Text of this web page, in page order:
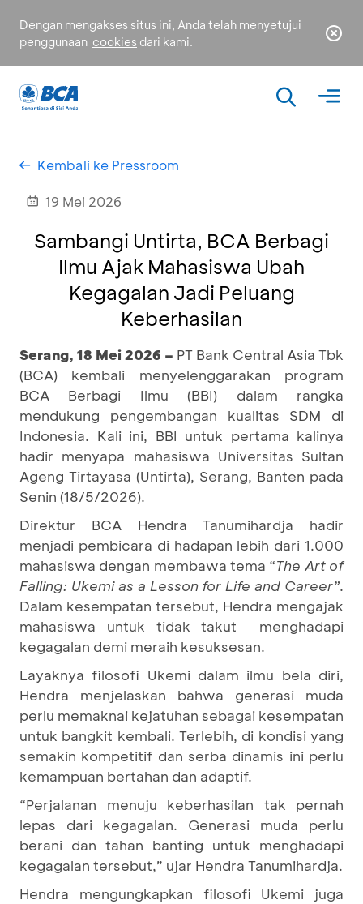
Dengan mengakses situs ini, Anda telah menyetujui
penggunaan cookies dari kami.
Kembali ke Pressroom
19 Mei 2026
Sambangi Untirta, BCA Berbagi
Ilmu Ajak Mahasiswa Ubah
Kegagalan Jadi Peluang
Keberhasilan
Serang, 18 Mei 2026 – PT Bank Central Asia Tbk
(BCA) kembali menyelenggarakan program
BCA Berbagi Ilmu (BBI) dalam rangka
mendukung pengembangan kualitas SDM di
Indonesia. Kali ini, BBI untuk pertama kalinya
hadir menyapa mahasiswa Universitas Sultan
Ageng Tirtayasa (Untirta), Serang, Banten pada
Senin (18/5/2026).
Direktur BCA Hendra Tanumihardja hadir
menjadi pembicara di hadapan lebih dari 1.000
mahasiswa dengan membawa tema “The Art of
Falling: Ukemi as a Lesson for Life and Career”.
Dalam kesempatan tersebut, Hendra mengajak
mahasiswa untuk tidak takut menghadapi
kegagalan demi meraih kesuksesan.
Layaknya filosofi Ukemi dalam ilmu bela diri,
Hendra menjelaskan bahwa generasi muda
perlu memaknai kejatuhan sebagai kesempatan
untuk bangkit kembali. Terlebih, di kondisi yang
semakin kompetitif dan serba dinamis ini perlu
kemampuan bertahan dan adaptif.
“Perjalanan menuju keberhasilan tak pernah
lepas dari kegagalan. Generasi muda perlu
berani dan tahan banting untuk menghadapi
kegagalan tersebut,” ujar Hendra Tanumihardja.
Hendra mengungkapkan filosofi Ukemi juga